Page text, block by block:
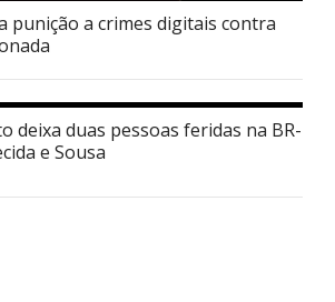
punição a crimes digitais contra
deixa duas pessoas feridas na BR-
e Sousa